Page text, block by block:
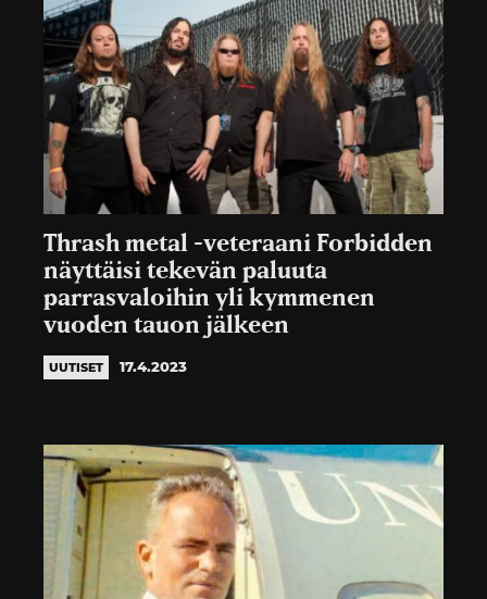
Thrash metal -veteraani Forbidden
näyttäisi tekevän paluuta
parrasvaloihin yli kymmenen
vuoden tauon jälkeen
UUTISET 17.4.2023